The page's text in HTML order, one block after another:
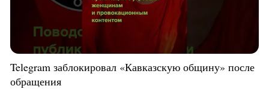
Telegram заблокировал «Кавказскую общину» после
обращения